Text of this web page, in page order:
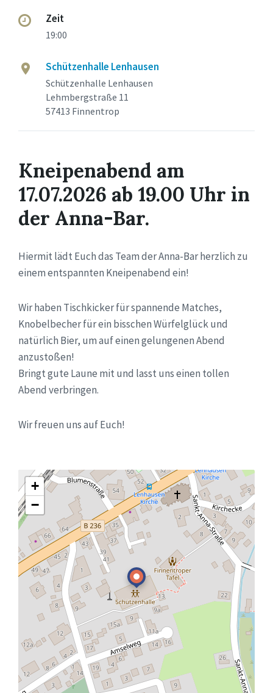
Zeit
19:00
Schützenhalle Lenhausen
Schützenhalle Lenhausen
Lehmbergstraße 11
57413 Finnentrop
Kneipenabend am
17.07.2026 ab 19.00 Uhr in
der Anna-Bar.
Hiermit lädt Euch das Team der Anna-Bar herzlich zu
einem entspannten Kneipenabend ein!
Wir haben Tischkicker für spannende Matches,
Knobelbecher für ein bisschen Würfelglück und
natürlich Bier, um auf einen gelungenen Abend
anzustoßen!
Bringt gute Laune mit und lasst uns einen tollen
Abend verbringen.
Wir freuen uns auf Euch!
+
−